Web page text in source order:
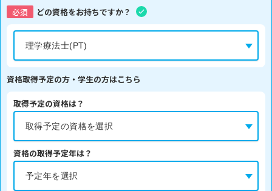
必須 どの資格をお持ちですか？
資格取得予定の方・学生の方はこちら
取得予定の資格は？
資格の取得予定年は？